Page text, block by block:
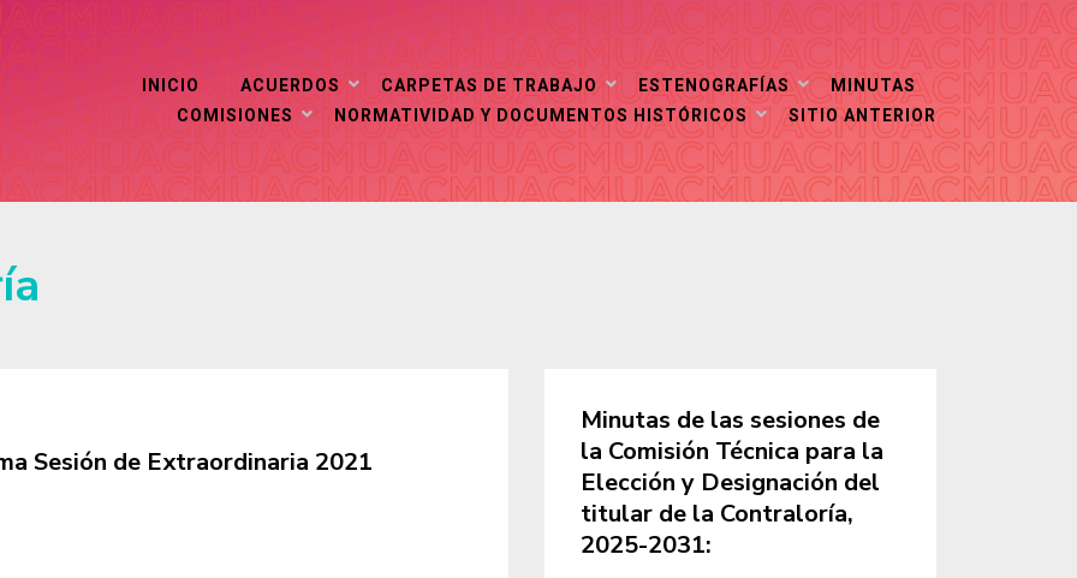
INICIO ACUERDOS CARPETAS DE TRABAJO ESTENOGRAFÍAS
MINUTAS
COMISIONES
NORMATIVIDAD Y DOCUMENTOS HISTÓRICOS SITIO ANTERIOR
Sesión de Extraordinaria 2021
Minutas de las sesiones de
la Comisión Técnica para la
Elección y Designación del
titular de la Contraloría,
2025-2031: